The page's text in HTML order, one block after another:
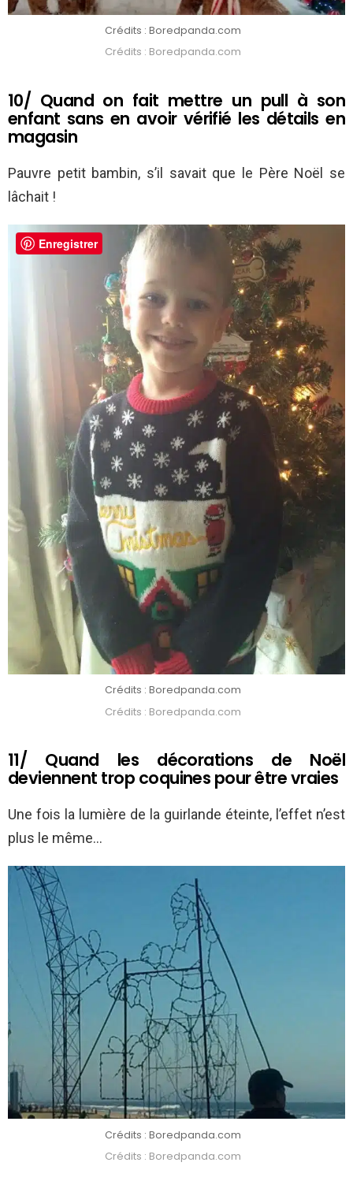
Crédits : Boredpanda.com
Crédits : Boredpanda.com
10/ Quand on fait mettre un pull à son
enfant sans en avoir vérifié les détails en
magasin
Pauvre petit bambin, s’il savait que le Père Noël se
lâchait !
Crédits : Boredpanda.com
Crédits : Boredpanda.com
11/ Quand les décorations de Noël
deviennent trop coquines pour être vraies
Une fois la lumière de la guirlande éteinte, l’effet n’est
plus le même…
Crédits : Boredpanda.com
Crédits : Boredpanda.com
Enregistrer